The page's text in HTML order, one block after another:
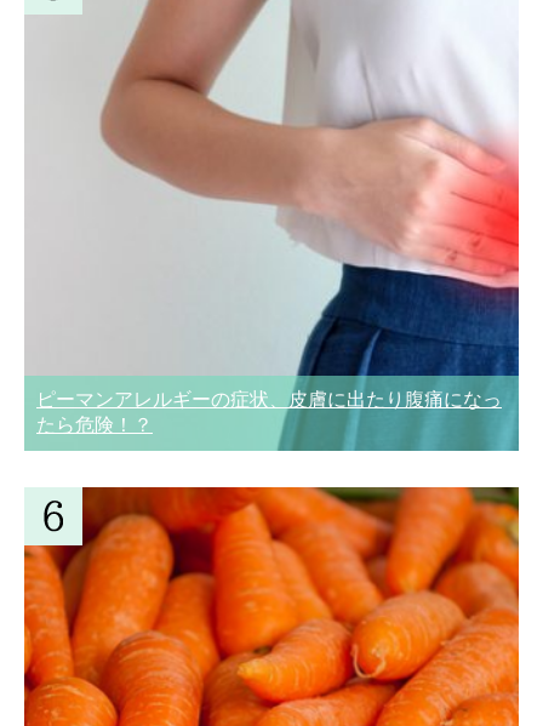
ピーマンアレルギーの症状、皮膚に出たり腹痛になっ
たら危険！？